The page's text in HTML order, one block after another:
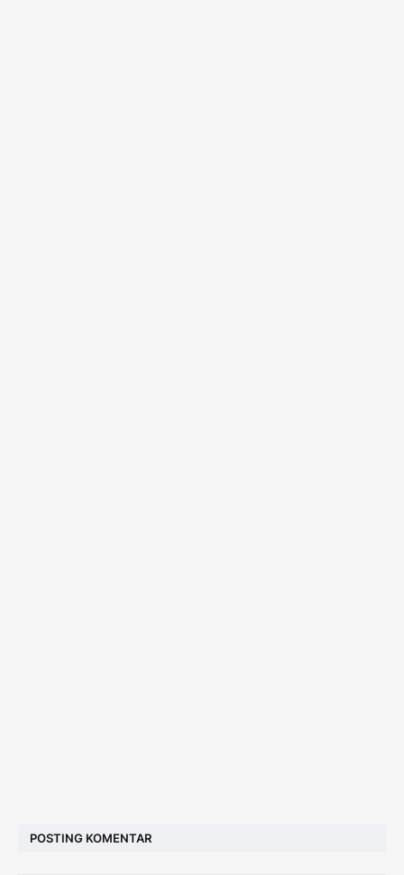
POSTING KOMENTAR